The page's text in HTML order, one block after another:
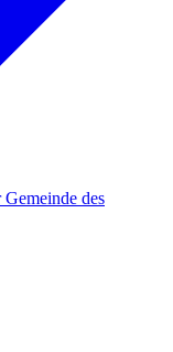
des